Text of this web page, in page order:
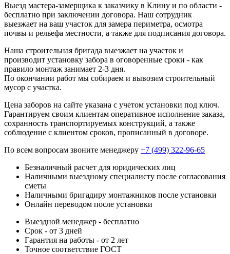
Выезд мастера-замерщика к заказчику в Клину и по области -
бесплатно при заключении договора. Наш сотрудник
выезжает на ваш участок для замера периметра, осмотра
почвы и рельефа местности, а также для подписания договора.
Наша строительная бригада выезжает на участок и
производит установку забора в оговоренные сроки - как
правило монтаж занимает 2-3 дня.
По окончании работ мы собираем и вывозим строительный
мусор с участка.
Цена заборов на сайте указана с учетом установки под ключ.
Гарантируем своим клиентам оперативное исполнение заказа,
сохранность транспортируемых конструкций, а также
соблюдение с клиентом сроков, прописанный в договоре.
По всем вопросам звоните менеджеру +7 (499) 322-96-65
Безналичный расчет для юридических лиц
Наличными выездному специалисту после согласования
сметы
Наличными бригадиру монтажников после установки
Онлайн переводом после установки
Выездной менеджер - бесплатно
Срок - от 3 дней
Гарантия на работы - от 2 лет
Точное соответствие ГОСТ